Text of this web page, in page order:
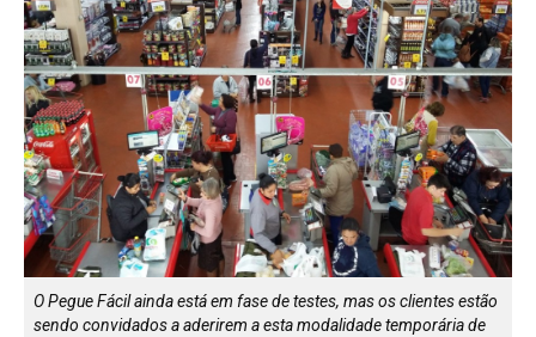
O Pegue Fácil ainda está em fase de testes, mas os clientes estão
sendo convidados a aderirem a esta modalidade temporária de